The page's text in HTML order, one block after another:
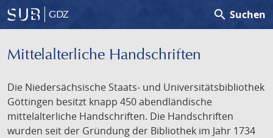
GDZ search Suchen
Mittelalterliche Handschriften
Die Niedersächsische Staats- und Universitätsbibliothek
Göttingen besitzt knapp 450 abendländische
mittelalterliche Handschriften. Die Handschriften
wurden seit der Gründung der Bibliothek im Jahr 1734